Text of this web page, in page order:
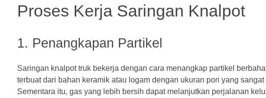
Proses Kerja Saringan Knalpot
1. Penangkapan Partikel
Saringan knalpot truk bekerja dengan cara menangkap partikel
terbuat dari bahan keramik atau logam dengan ukuran pori yang
Sementara itu, gas yang lebih bersih dapat melanjutkan perjalanan